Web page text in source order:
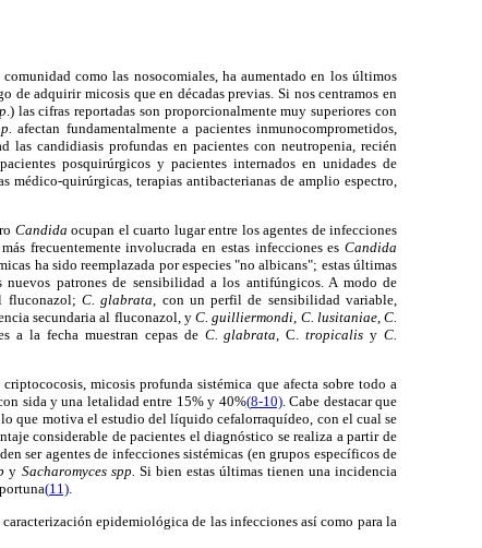
como las nosocomiales, ha aumentado en los últimos
de adquirir micosis que en décadas previas. Si nos centramos en
.) las cifras reportadas son proporcionalmente muy superiores con
afectan fundamentalmente a pacientes inmunocomprometidos,
las candidiasis profundas en pacientes con neutropenia, recién
posquirúrgicos y pacientes internados en unidades de
quirúrgicas, terapias antibacterianas de amplio espectro,
Candida ocupan el cuarto lugar entre los agentes de infecciones
frecuentemente involucrada en estas infecciones esCandida
ha sido reemplazada por especies "no albicans"; estas últimas
patrones de sensibilidad a los antifúngicos. A modo de
fluconazol; C. glabrata, con un perfil de sensibilidad variable,
secundaria al fluconazol, yC. guilliermondi, C. lusitaniae,C.
a la fecha muestran cepas de C. glabrata,C.tropicalisy C.
criptococosis, micosis profunda sistémica que afecta sobre todo a
sida y una letalidad entre 15% y 40%(8-10). Cabe destacar que
que motiva el estudio del líquido cefalorraquídeo, con el cual se
considerable de pacientes el diagnóstico se realiza a partir de
ser agentes de infecciones sistémicas (en grupos específicos de
y Sacharomyces spp. Si bien estas últimas tienen una incidencia
(11).
epidemiológica de las infecciones así como para la